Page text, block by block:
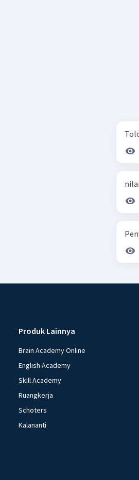
Produk Lainnya
Brain Academy Online
English Academy
Skill Academy
Ruangkerja
Schoters
Kalananti